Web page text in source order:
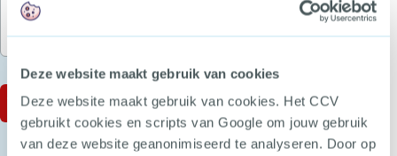
Deze website maakt gebruik van cookies
Deze website maakt gebruik van cookies. Het CCV
gebruikt cookies en scripts van Google om jouw gebruik
van deze website geanonimiseerd te analyseren. Door op